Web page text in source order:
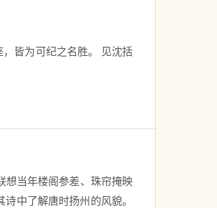
皆为可纪之名胜。 见沈括
当年楼阁参差、珠帘掩映
中了解唐时扬州的风貌。